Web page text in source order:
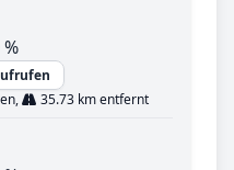
35.73 km entfernt